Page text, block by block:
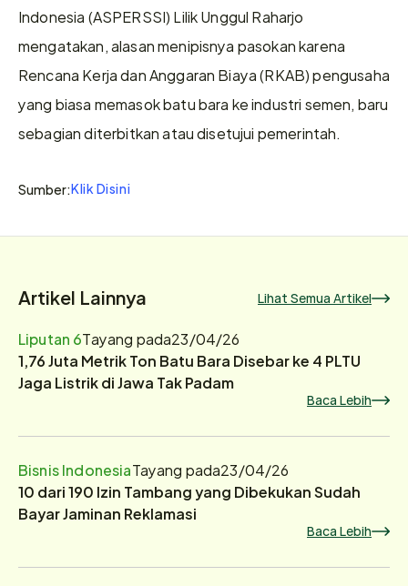
Indonesia (ASPERSSI) Lilik Unggul Raharjo
mengatakan, alasan menipisnya pasokan karena
Rencana Kerja dan Anggaran Biaya (RKAB) pengusaha
yang biasa memasok batu bara ke industri semen, baru
sebagian diterbitkan atau disetujui pemerintah.
Sumber:Klik Disini
Artikel Lainnya Lihat Semua Artikel
Liputan 6Tayang pada23/04/26
1,76 Juta Metrik Ton Batu Bara Disebar ke 4 PLTU
Jaga Listrik di Jawa Tak Padam
Baca Lebih
Bisnis IndonesiaTayang pada23/04/26
10 dari 190 Izin Tambang yang Dibekukan Sudah
Bayar Jaminan Reklamasi
Baca Lebih